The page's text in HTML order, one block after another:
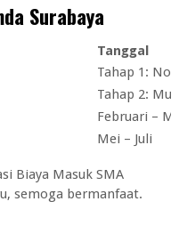
Surabaya
Tanggal
Tahap 1:
Tahap 2:
Februari –
Mei – Juli
Biaya Masuk SMA
semoga bermanfaat.